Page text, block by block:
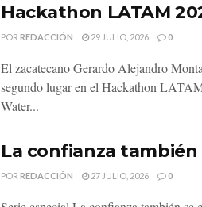
Hackathon LATAM
POR REDACCIÓN 29 JULIO, 2026 0
El zacatecano Gerardo Alejandro
segundo lugar en el Hackathon
Water...
La confianza
POR REDACCIÓN 27 JULIO, 2026 0